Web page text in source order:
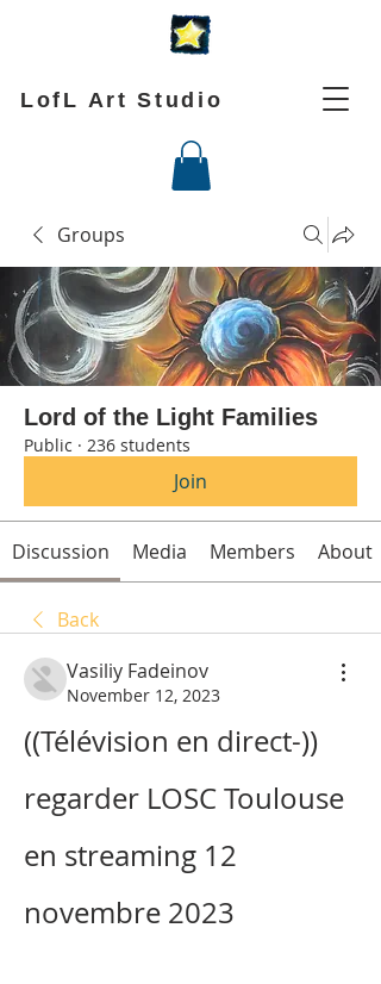
LofL Art Studio
Groups
Lord of the Light Families
Public · 236 students
Join
Discussion Media Members About
Back
Vasiliy Fadeinov
November 12, 2023
((Télévision en direct-))
regarder LOSC Toulouse
en streaming 12
novembre 2023